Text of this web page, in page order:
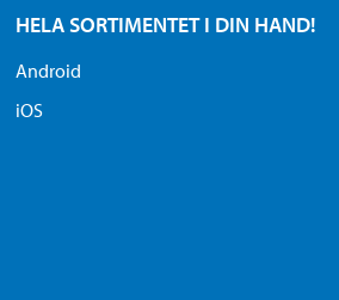
HELA SORTIMENTET I DIN HAND!
Android
iOS